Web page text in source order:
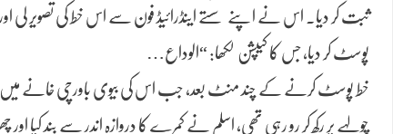
ثبت کر دیا۔ اس نے اپنے سستے اینڈرائیڈ فون سے اس خط کی تصویر لی
پوسٹ کر دیا، جس کا کیپشن لکھا: “الوداع…
خط پوسٹ کرنے کے چند منٹ بعد، جب اس کی بیوی باورچی خانے میں
چولہے پر رکھ کر رو رہی تھی، اسلم نے کمرے کا دروازہ اندر سے بند کیا